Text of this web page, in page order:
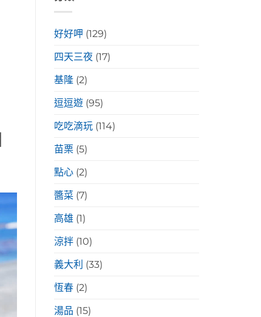
好好呷 (129)
四天三夜 (17)
基隆 (2)
逗逗遊 (95)
吃吃滴玩 (114)
苗栗 (5)
點心 (2)
醬菜 (7)
高雄 (1)
涼拌 (10)
義大利 (33)
恆春 (2)
湯品 (15)